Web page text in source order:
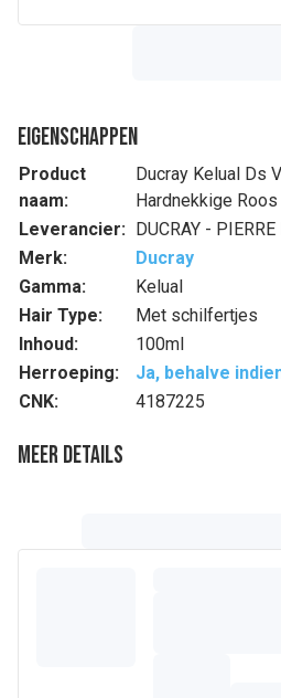
Eigenschappen
Product
naam:
Ducray Kelual Ds
Hardnekkige
Leverancier: DUCRAY -
Merk:
Ducray
Gamma:
Kelual
Hair Type:
Met schilfertjes
Inhoud:
100ml
Herroeping:
Ja, behalve
CNK:
4187225
Meer details
werkt in op de factoren die